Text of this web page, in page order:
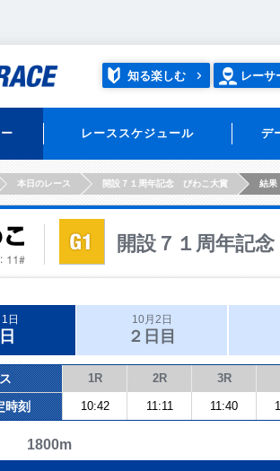
知る楽しむ レーサ
レーススケジュール デ
本日のレース 開設７１周年記念 びわこ大賞 結果
開設７１周年記
日 10月2日
２日目
1R 2R 3R
時刻 10:42 11:11 11:40